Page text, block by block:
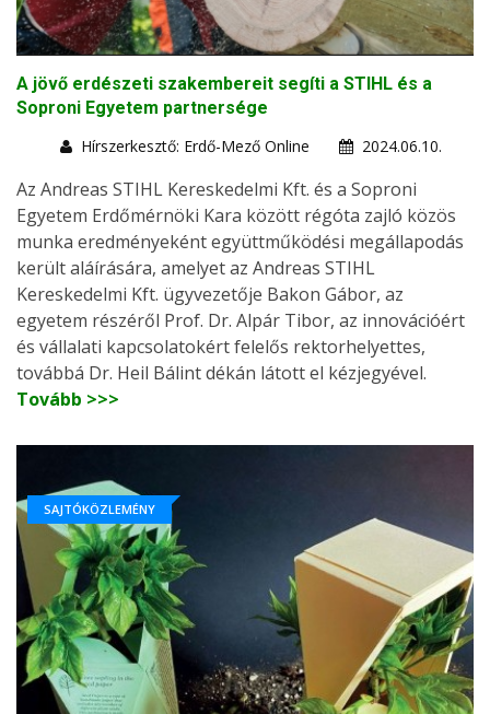
A jövő erdészeti szakembereit segíti a STIHL és a
Soproni Egyetem partnersége
Hírszerkesztő: Erdő-Mező Online
2024.06.10.
Az Andreas STIHL Kereskedelmi Kft. és a Soproni
Egyetem Erdőmérnöki Kara között régóta zajló közös
munka eredményeként együttműködési megállapodás
került aláírására, amelyet az Andreas STIHL
Kereskedelmi Kft. ügyvezetője Bakon Gábor, az
egyetem részéről Prof. Dr. Alpár Tibor, az innovációért
és vállalati kapcsolatokért felelős rektorhelyettes,
továbbá Dr. Heil Bálint dékán látott el kézjegyével.
Tovább >>>
SAJTÓKÖZLEMÉNY